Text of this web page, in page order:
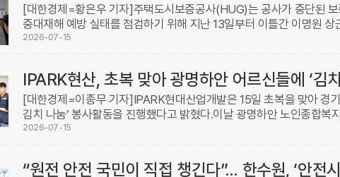
[대한경제=황은우 기자]주택도시보증공사(HUG)는 공사가 중단된 보
중대재해 예방 실태를 점검하기 위해 지난 13일부터 이틀간 이명원 상
특별점검을 실시했다고 15일 밝혔다.이번 특별점검은 앞서 진행된 부
2026-07-15
IPARK현산, 초복 맞아 광명하안 어르신들에 ‘김
[대한경제=이종무 기자]IPARK현대산업개발은 15일 초복을 맞아 경
김치 나눔’ 봉사활동을 진행했다고 밝혔다.이날 광명하안 노인종합복
번 봉사활동에는 IPARK현산 임직원 약 10명으로 구성된 봉사단과 복
2026-07-15